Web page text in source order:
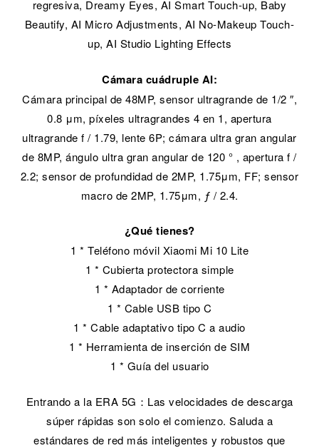
regresiva, Dreamy Eyes, AI Smart Touch-up, Baby
Beautify, AI Micro Adjustments, AI No-Makeup Touch-
up, AI Studio Lighting Effects
Cámara cuádruple AI:
Cámara principal de 48MP, sensor ultragrande de 1/2 ″,
0.8 μm, píxeles ultragrandes 4 en 1, apertura
ultragrande f / 1.79, lente 6P; cámara ultra gran angular
de 8MP, ángulo ultra gran angular de 120 ° , apertura f /
2.2; sensor de profundidad de 2MP, 1.75μm, FF; sensor
macro de 2MP, 1.75μm, ƒ / 2.4.
¿Qué tienes?
1 * Teléfono móvil Xiaomi Mi 10 Lite
1 * Cubierta protectora simple
1 * Adaptador de corriente
1 * Cable USB tipo C
1 * Cable adaptativo tipo C a audio
1 * Herramienta de inserción de SIM
1 * Guía del usuario
Entrando a la ERA 5G：Las velocidades de descarga
súper rápidas son solo el comienzo. Saluda a
estándares de red más inteligentes y robustos que